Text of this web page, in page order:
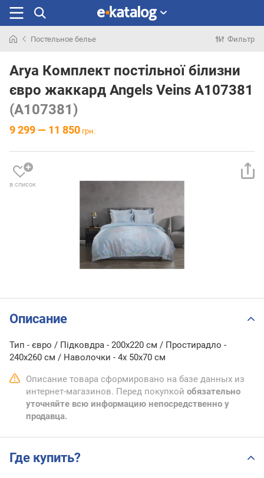
раньше
Постельное белье Фильтр
Arya Комплект постільної білизни
євро жаккард Angels Veins A107381
(A107381)
9 299 — 11 850 грн.
в список
Описание
Тип - євро / Підковдра - 200х220 см / Простирадло -
240х260 см / Наволочки - 4х 50х70 см
Описание товара сформировано на базе данных из
интернет-магазинов. Перед покупкой обязательно
уточняйте всю информацию непосредственно у
продавца.
Где купить?